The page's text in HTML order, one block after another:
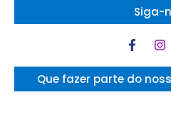
Siga-
Que fazer parte do